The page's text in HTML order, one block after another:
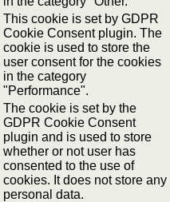
This cookie is set by GDPR
Cookie Consent plugin. The
cookie is used to store the
user consent for the cookies
in the category
"Performance".
The cookie is set by the
GDPR Cookie Consent
plugin and is used to store
whether or not user has
consented to the use of
cookies. It does not store any
personal data.